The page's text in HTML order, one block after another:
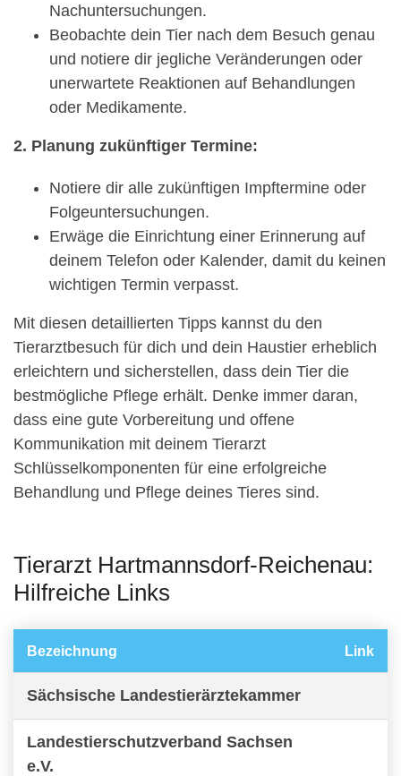
Nachuntersuchungen.
Beobachte dein Tier nach dem Besuch genau
und notiere dir jegliche Veränderungen oder
unerwartete Reaktionen auf Behandlungen
oder Medikamente.
2. Planung zukünftiger Termine:
Notiere dir alle zukünftigen Impftermine oder
Folgeuntersuchungen.
Erwäge die Einrichtung einer Erinnerung auf
deinem Telefon oder Kalender, damit du keinen
wichtigen Termin verpasst.
Mit diesen detaillierten Tipps kannst du den
Tierarztbesuch für dich und dein Haustier erheblich
erleichtern und sicherstellen, dass dein Tier die
bestmögliche Pflege erhält. Denke immer daran,
dass eine gute Vorbereitung und offene
Kommunikation mit deinem Tierarzt
Schlüsselkomponenten für eine erfolgreiche
Behandlung und Pflege deines Tieres sind.
Tierarzt Hartmannsdorf-Reichenau:
Hilfreiche Links
Bezeichnung Link
Sächsische Landestierärztekammer
Landestierschutzverband Sachsen
e.V.